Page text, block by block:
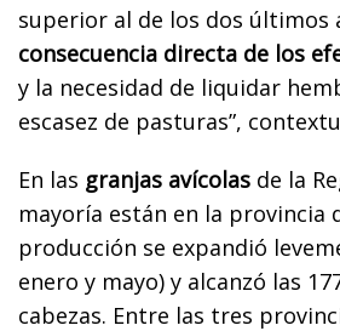
superior al de los dos últimos
consecuencia directa de los
y la necesidad de liquidar
escasez de pasturas”,
En las granjas avícolas de la
mayoría están en la provincia
producción se expandió
enero y mayo) y alcanzó las
cabezas. Entre las tres